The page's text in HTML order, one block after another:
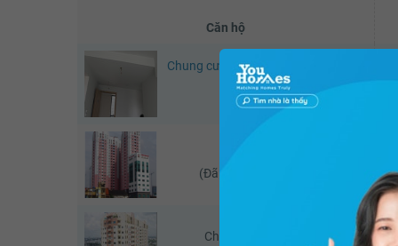
Căn hộ
Chung cư Emerald Precinct - Khu đô
thị Celadon City
(Căn đang xem)
(Đã giao dịch - 06/2026)
Chung cư Khánh Hội 1